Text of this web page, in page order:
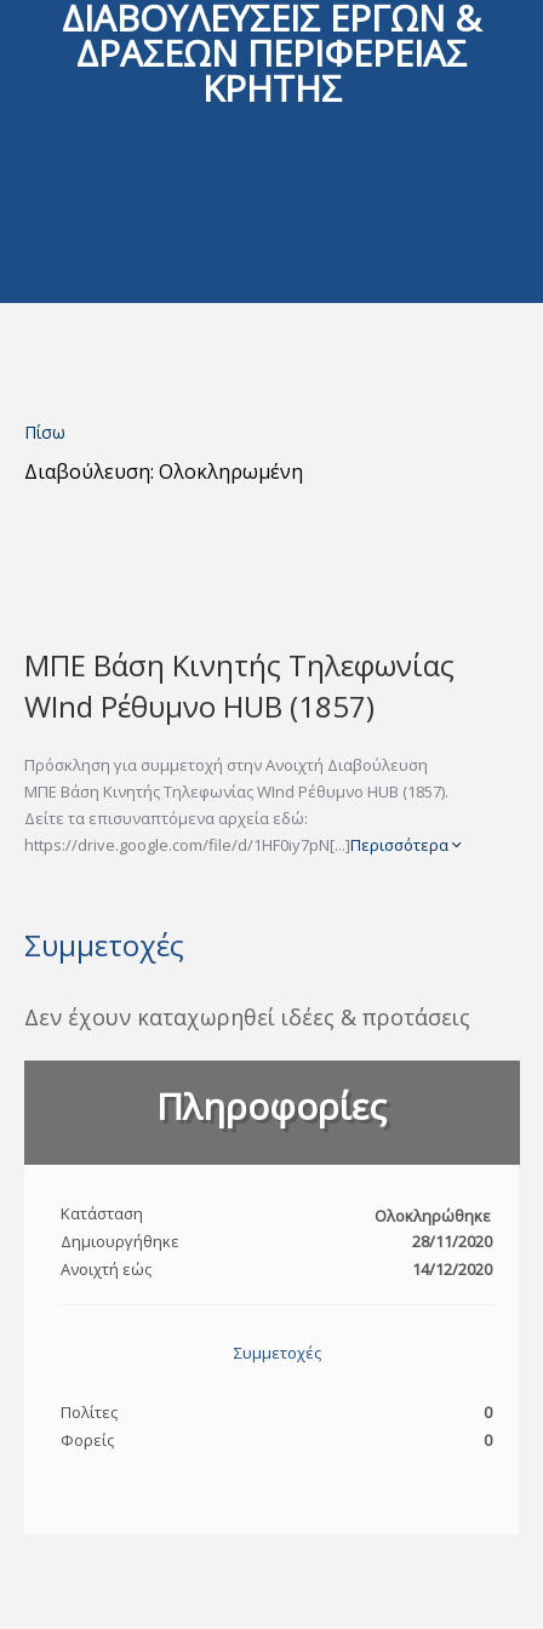
ΔΙΑΒΟΥΛΕΥΣΕΙΣ ΕΡΓΩΝ &
ΔΡΑΣΕΩΝ ΠΕΡΙΦΕΡΕΙΑΣ
ΚΡΗΤΗΣ
Πίσω
Διαβούλευση: Ολοκληρωμένη
ΜΠΕ Βάση Κινητής Τηλεφωνίας
WInd Ρέθυμνο HUB (1857)
Πρόσκληση για συμμετοχή στην Ανοιχτή Διαβούλευση
ΜΠΕ Βάση Κινητής Τηλεφωνίας WInd Ρέθυμνο HUB (1857).
Δείτε τα επισυναπτόμενα αρχεία εδώ:
https://drive.google.com/file/d/1HF0iy7pN[...]Περισσότερα
Συμμετοχές
Δεν έχουν καταχωρηθεί ιδέες & προτάσεις
Πληροφορίες
Κατάσταση
Ολοκληρώθηκε
Δημιουργήθηκε
28/11/2020
Ανοιχτή εώς
14/12/2020
Συμμετοχές
Πολίτες
0
Φορείς
0